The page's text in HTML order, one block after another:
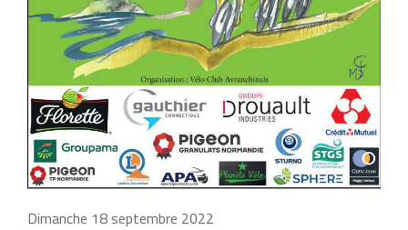
Dimanche 18 septembre 2022